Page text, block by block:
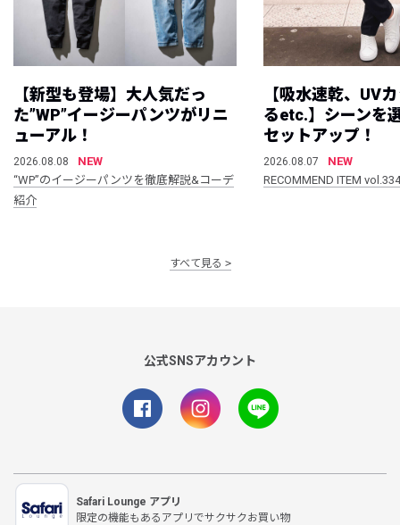
【新型も登場】大人気だっ
た”WP”イージーパンツがリニ
ューアル！
2026.08.08
NEW
“WP”のイージーパンツを徹底解説&コーデ
紹介
【吸水速乾、UV
るetc.】シーンを
セットアップ！
2026.08.07
NEW
RECOMMEND ITEM vol.334
すべて見る
公式SNSアカウント
Safari Lounge アプリ
限定の機能もあるアプリでサクサクお買い物